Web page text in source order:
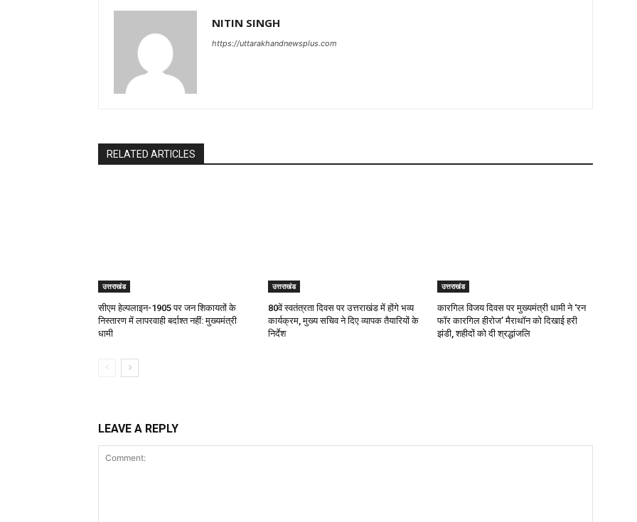
NITIN SINGH
https://uttarakhandnewsplus.com
RELATED ARTICLES
उत्तराखंड
सीएम हेल्पलाइन-1905 पर जन शिकायतों के
निस्तारण में लापरवाही बर्दाश्त नहीं: मुख्यमंत्री
धामी
उत्तराखंड
80वें स्वतंत्रता दिवस पर उत्तराखंड में होंगे भव्य
कार्यक्रम, मुख्य सचिव ने दिए व्यापक तैयारियों के
निर्देश
उत्तराखंड
कारगिल विजय दिवस पर मुख्यमंत्री धामी ने ‘रन
फॉर कारगिल हीरोज’ मैराथॉन को दिखाई हरी
झंडी, शहीदों को दी श्रद्धांजलि
LEAVE A REPLY